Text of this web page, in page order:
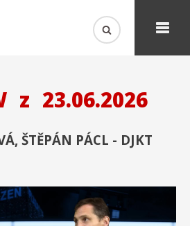
z 23.06.2026
ŠTĚPÁN PÁCL - DJKT